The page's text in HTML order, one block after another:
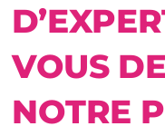
VOUS
NOTRE